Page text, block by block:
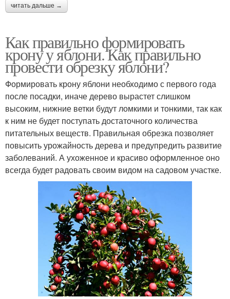
читать дальше →
Как правильно формировать
крону у яблони. Как правильно
провести обрезку яблони?
Формировать крону яблони необходимо с первого года
после посадки, иначе дерево вырастет слишком
высоким, нижние ветки будут ломкими и тонкими, так как
к ним не будет поступать достаточного количества
питательных веществ. Правильная обрезка позволяет
повысить урожайность дерева и предупредить развитие
заболеваний. А ухоженное и красиво оформленное оно
всегда будет радовать своим видом на садовом участке.